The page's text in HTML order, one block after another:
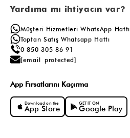
Yardıma mı ihtiyacın var?
Müşteri Hizmetleri WhatsApp Hattı
Toptan Satış Whatsapp Hattı
0 850 305 86 91
[email protected]
App Fırsatlarını Kaçırma
Download on the
App Store
GET IT ON
Google Play